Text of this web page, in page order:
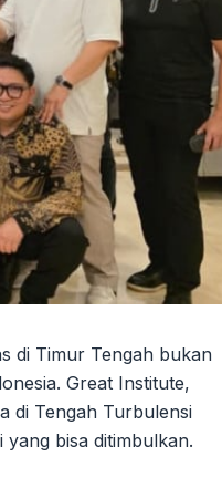
di Timur Tengah bukan
Great Institute,
di Tengah Turbulensi
bisa ditimbulkan.